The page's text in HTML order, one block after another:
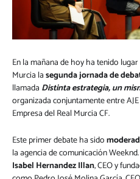
En la mañana de hoy ha tenido
Murcia lasegunda jornada de
llamada Distinta estrategia, un
organizada conjuntamente entre
Empresa del Real Murcia CF.
Este primer debate ha sido
la agencia de comunicación
Isabel Hernandez Illan, CEO y